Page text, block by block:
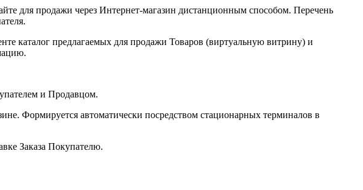
для продажи через Интернет-магазин дистанционным способом. Перечень
каталог предлагаемых для продажи Товаров (виртуальную витрину) и
и Продавцом.
Формируется автоматически посредством стационарных терминалов в
Заказа Покупателю.